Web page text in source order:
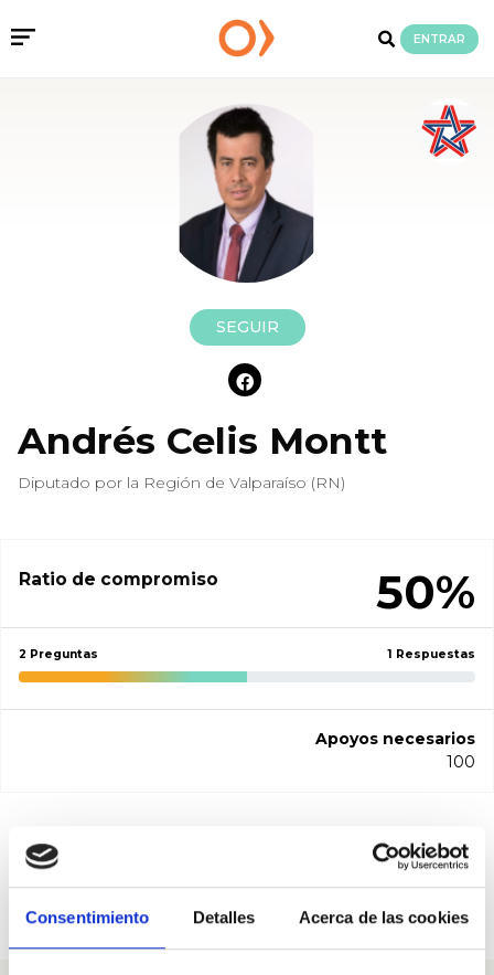
Consentimiento Detalles Acerca de las cookies
ENTRAR
SEGUIR
Andrés Celis Montt
Diputado por la Región de Valparaíso (RN)
Ratio de compromiso 50%
2 Preguntas 1 Respuestas
Apoyos necesarios
100
Pregunta a Andrés Celis
Montt